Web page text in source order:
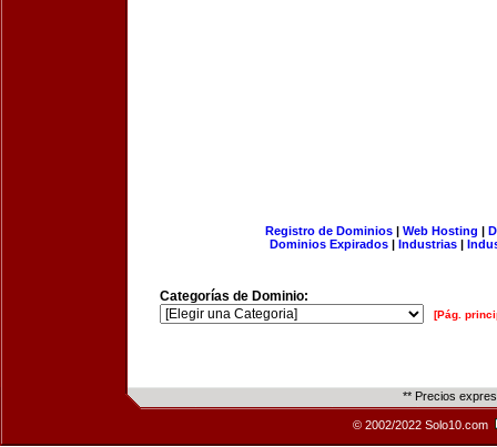
Registro de Dominios| Web Hosting |
Dominios Expirados | Industrias |
Categorías de Dominio:
[Pág.
** Precios
© 2002/2022 Solo10.com